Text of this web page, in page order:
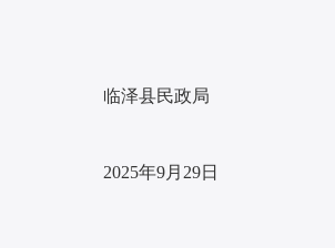
临泽县民政局
2025年9月29日